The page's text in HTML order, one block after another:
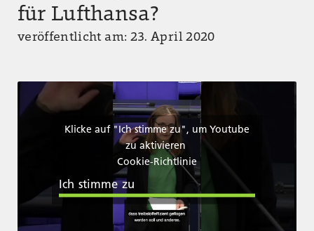
für Lufthansa?
veröffentlicht am: 23. April 2020
Klicke auf "Ich stimme zu", um Youtube
zu aktivieren
Cookie-Richtlinie
Ich stimme zu